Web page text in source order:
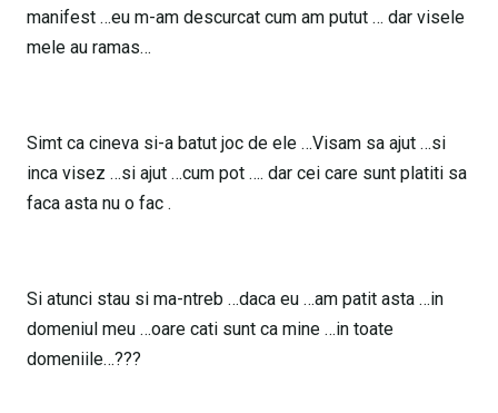
manifest …eu m-am descurcat cum am putut … dar visele
mele au ramas…
Simt ca cineva si-a batut joc de ele …Visam sa ajut …si
inca visez …si ajut …cum pot …. dar cei care sunt platiti sa
faca asta nu o fac .
Si atunci stau si ma-ntreb …daca eu …am patit asta …in
domeniul meu …oare cati sunt ca mine …in toate
domeniile…???